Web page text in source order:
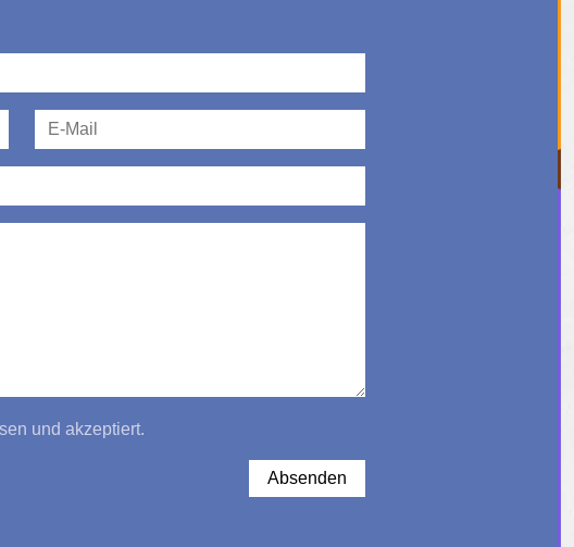
und akzeptiert.
Absenden